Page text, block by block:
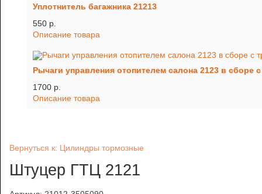
Уплотнитель багажника 21213
550 p.
Описание товара
Рычаги управления отопителем салона 2123 в сборе
1700 p.
Описание товара
Вернуться к: Цилиндры тормозные
Штуцер ГТЦ 2121